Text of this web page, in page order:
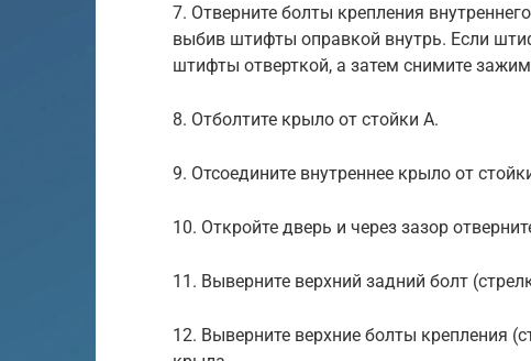
7. Отверните болты крепления
выбив штифты оправкой внутрь. Если
штифты отверткой, а затем снимите
8. Отболтите крыло от стойки А.
9. Отсоедините внутреннее крыло от
10. Откройте дверь и через зазор
11. Выверните верхний задний болт
12. Выверните верхние болты крепления